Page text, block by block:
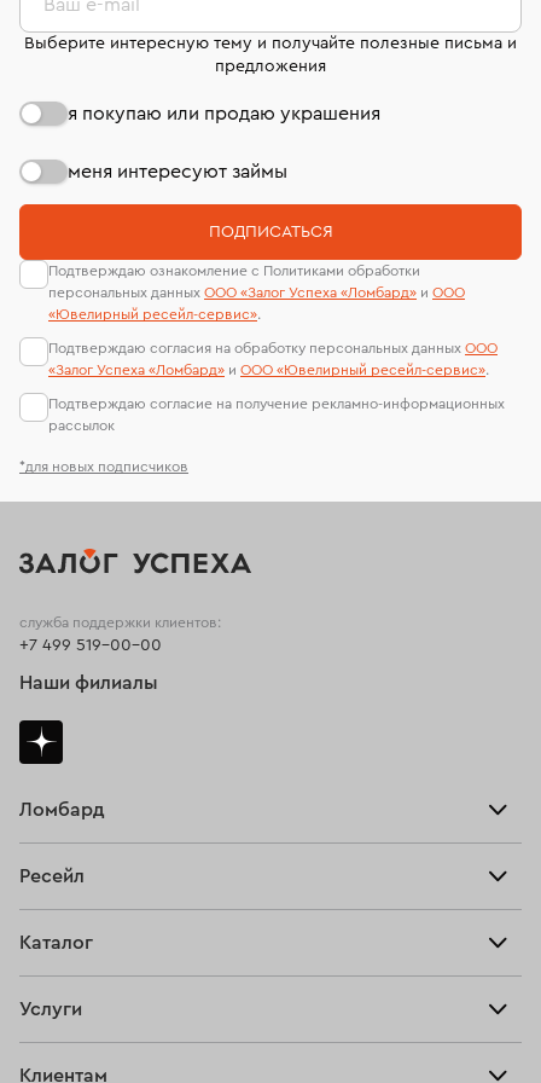
*для новых подписчиков
Ваш e-mail
Выберите интересную тему и получайте полезные письма и
предложения
я покупаю или продаю украшения
меня интересуют займы
ПОДПИСАТЬСЯ
Подтверждаю ознакомление с Политиками обработки
персональных данных ООО «Залог Успеха «Ломбард» и ООО
«Ювелирный ресейл-сервиc».
Подтверждаю согласия на обработку персональных данных ООО
«Залог Успеха «Ломбард» и ООО «Ювелирный ресейл-сервиc».
Подтверждаю согласие на получение рекламно-информационных
рассылок
Ломбард
Тарифы
Ресейл
Купить
Каталог
Услуги
Клиентам
служба поддержки клиентов:
+7 499 519-00-00
Наши филиалы